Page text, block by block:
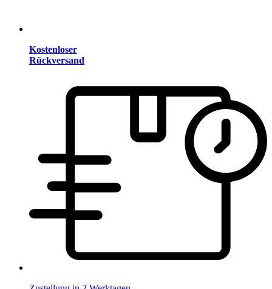
Kostenloser
Rückversand